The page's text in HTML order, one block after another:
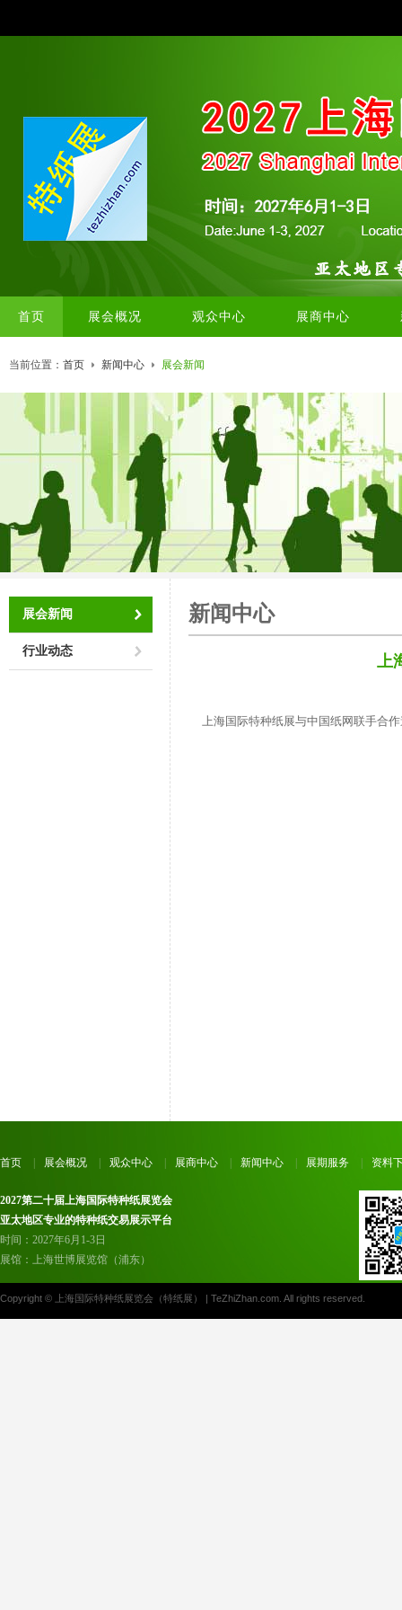
首页 展会概况 观众中心 展商中心
当前位置： 首页 新闻中心 展会新闻
展会新闻
行业动态
新闻中心
上
上海国际特种纸展与中国纸网联手合
首页 展会概况 观众中心 展商中心 新闻中心 展期服务 资料
2027第二十届上海国际特种纸展览会
亚太地区专业的特种纸交易展示平台
时间：2027年6月1-3日
展馆：上海世博展览馆（浦东）
Copyright © 上海国际特种纸展览会（特纸展） | TeZhiZhan.com. All rights reserved.